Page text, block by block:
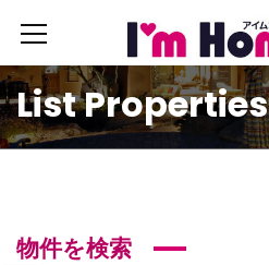
List Properties
物件を検索